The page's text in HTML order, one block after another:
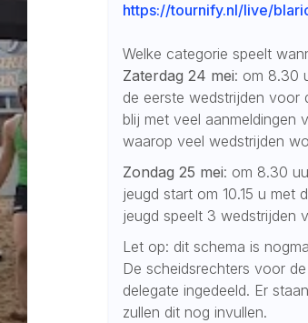
https://tournify.nl/live/
Welke categorie speelt
Zaterdag 24 mei: om 8.30
de eerste wedstrijden voor
blij met veel
waarop veel wedstrijden
Zondag 25 mei: om 8.30
jeugd start om 10.15 u met
jeugd speelt 3 wedstrijden
Let op: dit schema is
De scheidsrechters voor
delegate ingedeeld. Er
zullen dit nog invullen.